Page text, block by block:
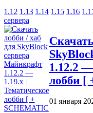
1.12 1.13 1.14 1.15 1.16
сервера
1.12.2
лобби [
01 января